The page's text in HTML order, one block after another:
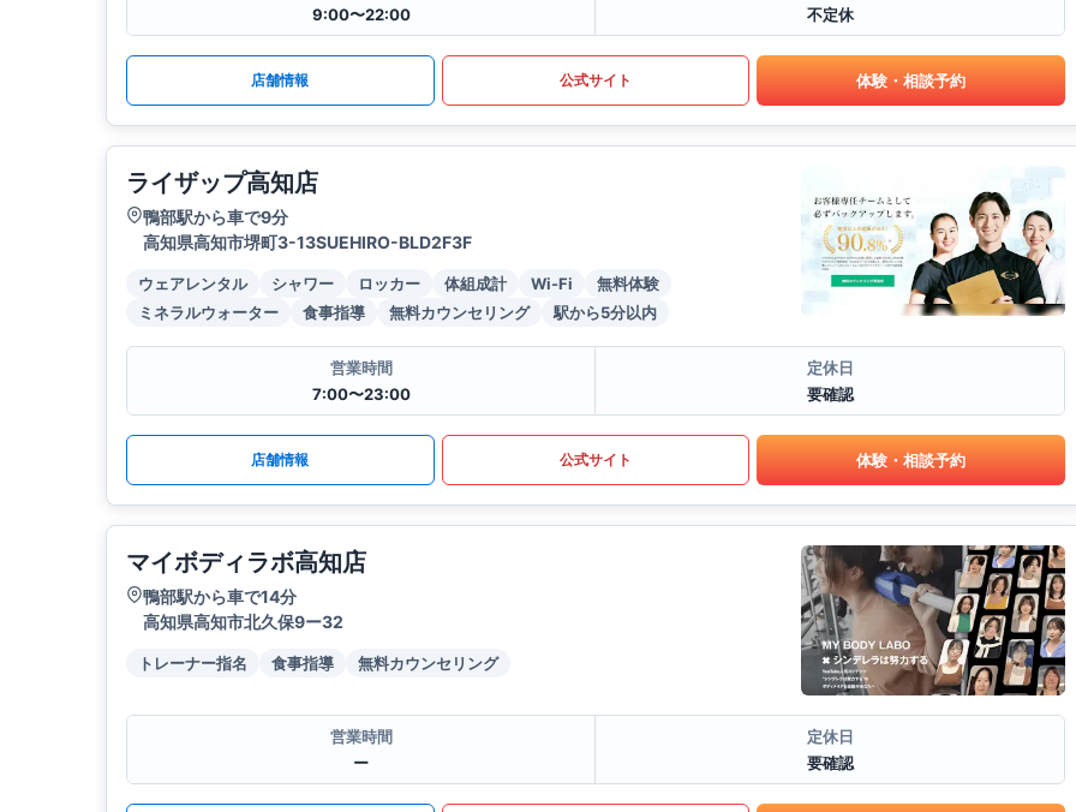
9:00〜22:00
不定休
店舗情報 公式サイト 体験・相談予約
ライザップ高知店
鴨部駅から車で9分
高知県高知市堺町3-13SUEHIRO-BLD2F3F
ウェアレンタル シャワー ロッカー 体組成計 Wi-Fi
無料体験
ミネラルウォーター
食事指導 無料カウンセリング 駅から5分以内
営業時間
7:00〜23:00
定休日
要確認
店舗情報 公式サイト 体験・相談予約
マイボディラボ高知店
鴨部駅から車で14分
高知県高知市北久保9ー32
トレーナー指名 食事指導 無料カウンセリング
営業時間
ー
定休日
要確認